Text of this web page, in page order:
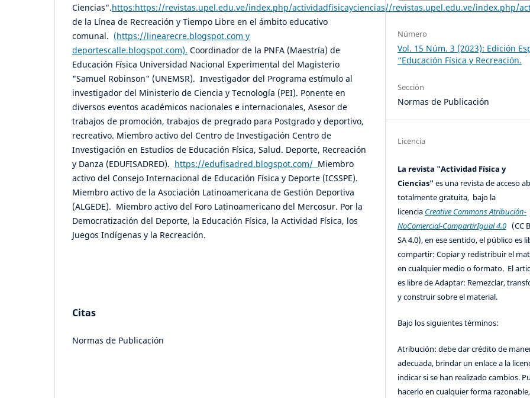
Ciencias".https:https://revistas.upel.edu.ve/index.php/actividadfisicayciencias//revistas.upel.edu.ve/index.php/
de la Línea de Recreación y Tiempo Libre en el ámbito educativo
comunal. (https://linearecre.blogspot.com y
deportescalle.blogspot.com). Coordinador de la PNFA (Maestría) de
Educación Física Universidad Nacional Experimental del Magisterio
"Samuel Robinson" (UNEMSR). Investigador del Programa estímulo al
investigador del Ministerio de Ciencia y Tecnología (PEI). Ponente en
diversos eventos académicos nacionales e internacionales, Asesor de
trabajos de promoción, trabajos de pregrado para Postgrado y deportivo,
recreativo. Miembro activo del Centro de Investigación Centro de
Investigación en Estudios de Educación Física, Salud. Deporte, Recreación
y Danza (EDUFISADRED). https://edufisadred.blogspot.com/ Miembro
activo del Consejo Internacional de Educación Física y Deporte (ICSSPE).
Miembro activo de la Asociación Latinoamericana de Gestión Deportiva
(ALGEDE). Miembro activo del Foro Latinoamericano del Mercosur. Por la
Democratización del Deporte, la Educación Física, la Actividad Física, los
Juegos Indígenas y la Recreación.
Citas
Normas de Publicación
Número
Vol. 15 Núm. 3 (2023): Edición
“Educación Física y Recreación.
Sección
Normas de Publicación
Licencia
La revista "Actividad Física y
Ciencias"es una revista de acceso
totalmente gratuita, bajo la
licencia Creative Commons Atribución-
NoComercial-CompartirIgual 4.0 (CC
SA 4.0), en ese sentido, el público es
compartir: Copiar y redistribuir el
en cualquier medio o formato. El
es libre de Adaptar: Remezclar,
y construir sobre el material.
Bajo los siguientes términos:
Atribución: debe dar crédito de
adecuada, brindar un enlace a la
indicar si se han realizado cambios.
hacerlo en cualquier forma